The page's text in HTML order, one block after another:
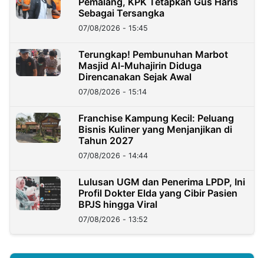
Sebagai Tersangka
07/08/2026 - 15:45
Terungkap! Pembunuhan Marbot
Masjid Al-Muhajirin Diduga
Direncanakan Sejak Awal
07/08/2026 - 15:14
Franchise Kampung Kecil: Peluang
Bisnis Kuliner yang Menjanjikan di
Tahun 2027
07/08/2026 - 14:44
Lulusan UGM dan Penerima LPDP, Ini
Profil Dokter Elda yang Cibir Pasien
BPJS hingga Viral
07/08/2026 - 13:52